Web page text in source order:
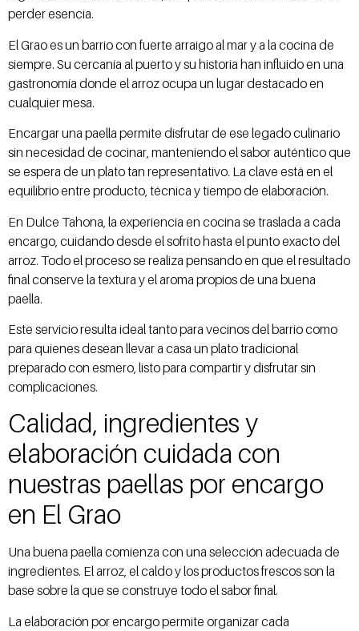
perder esencia.
El Grao es un barrio con fuerte arraigo al mar y a la cocina de
siempre. Su cercanía al puerto y su historia han influido en una
gastronomía donde el arroz ocupa un lugar destacado en
cualquier mesa.
Encargar una paella permite disfrutar de ese legado culinario
sin necesidad de cocinar, manteniendo el sabor auténtico que
se espera de un plato tan representativo. La clave está en el
equilibrio entre producto, técnica y tiempo de elaboración.
En Dulce Tahona, la experiencia en cocina se traslada a cada
encargo, cuidando desde el sofrito hasta el punto exacto del
arroz. Todo el proceso se realiza pensando en que el resultado
final conserve la textura y el aroma propios de una buena
paella.
Este servicio resulta ideal tanto para vecinos del barrio como
para quienes desean llevar a casa un plato tradicional
preparado con esmero, listo para compartir y disfrutar sin
complicaciones.
Calidad, ingredientes y
elaboración cuidada con
nuestras paellas por encargo
en El Grao
Una buena paella comienza con una selección adecuada de
ingredientes. El arroz, el caldo y los productos frescos son la
base sobre la que se construye todo el sabor final.
La elaboración por encargo permite organizar cada